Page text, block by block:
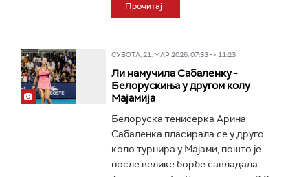
Прочитај
СУБОТА, 21. МАР 2026, 07:33 -> 11:23
Ли намучила Сабаленку -
Белорускиња у другом колу
Мајамија
Белоруска тенисерка Арина
Сабаленка пласирала се у друго
коло турнира у Мајами, пошто је
после велике борбе савладала